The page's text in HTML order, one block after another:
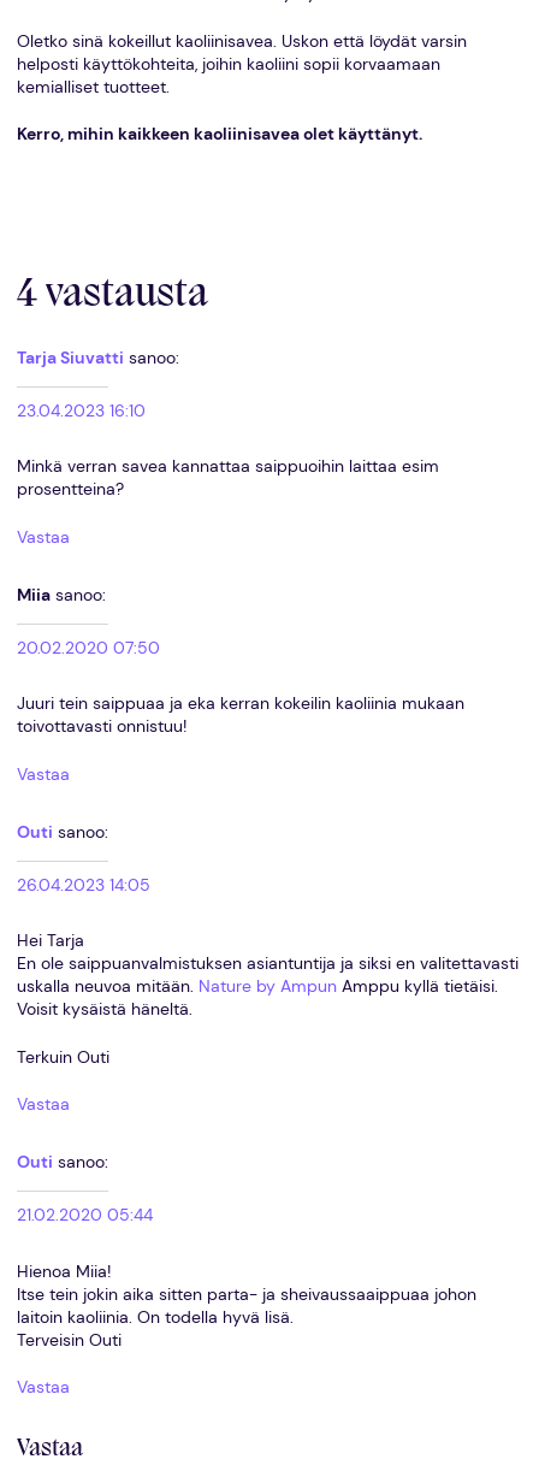
Oletko sinä kokeillut kaoliinisavea. Uskon että löydät varsin
helposti käyttökohteita, joihin kaoliini sopii korvaamaan
kemialliset tuotteet.
Kerro, mihin kaikkeen kaoliinisavea olet käyttänyt.
4 vastausta
Tarja Siuvatti sanoo:
23.04.2023 16:10
Minkä verran savea kannattaa saippuoihin laittaa esim
prosentteina?
Vastaa
Miia sanoo:
20.02.2020 07:50
Juuri tein saippuaa ja eka kerran kokeilin kaoliinia mukaan
toivottavasti onnistuu!
Vastaa
Outi sanoo:
26.04.2023 14:05
Hei Tarja
En ole saippuanvalmistuksen asiantuntija ja siksi en valitettavasti
uskalla neuvoa mitään. Nature by AmpunAmppu kyllä tietäisi.
Voisit kysäistä häneltä.
Terkuin Outi
Vastaa
Outi sanoo:
21.02.2020 05:44
Hienoa Miia!
Itse tein jokin aika sitten parta- ja sheivaussaaippuaa johon
laitoin kaoliinia. On todella hyvä lisä.
Terveisin Outi
Vastaa
Vastaa